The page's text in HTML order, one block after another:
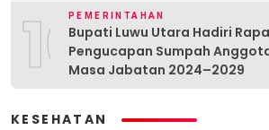
10PEMERINTAHAN
Bupati Luwu Utara Hadiri
Pengucapan Sumpah Anggota
Masa Jabatan 2024–2029
KESEHATAN